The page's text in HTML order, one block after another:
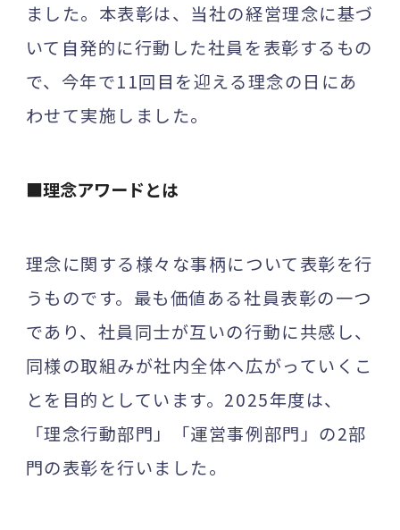
ました。本表彰は、当社の経営理念に基づ
いて自発的に行動した社員を表彰するもの
で、今年で11回目を迎える理念の日にあ
わせて実施しました。
■理念アワードとは
理念に関する様々な事柄について表彰を行
うものです。最も価値ある社員表彰の一つ
であり、社員同士が互いの行動に共感し、
同様の取組みが社内全体へ広がっていくこ
とを目的としています。2025年度は、
「理念行動部門」「運営事例部門」の2部
門の表彰を行いました。